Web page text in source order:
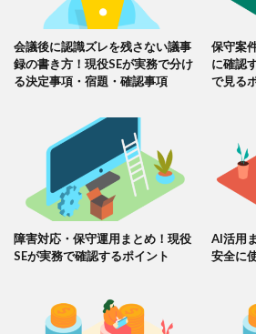
会議後に認識ズレを残さない議事
録の書き方！現役SEが実務で分け
る決定事項・宿題・確認事項
保守案
に確認
で見る
障害対応・保守運用まとめ！現役
SEが実務で確認するポイント
AI活用
安全に